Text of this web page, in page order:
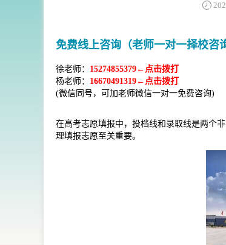
免费线上咨询（老师一对一择校咨
徐老师： 15274855379←点击拨打
杨老师： 16670491319←点击拨打
(微信同号，可加老师微信一对一免费咨询)
在高考志愿填报中，投档线和录取线是两个
理填报志愿至关重要。